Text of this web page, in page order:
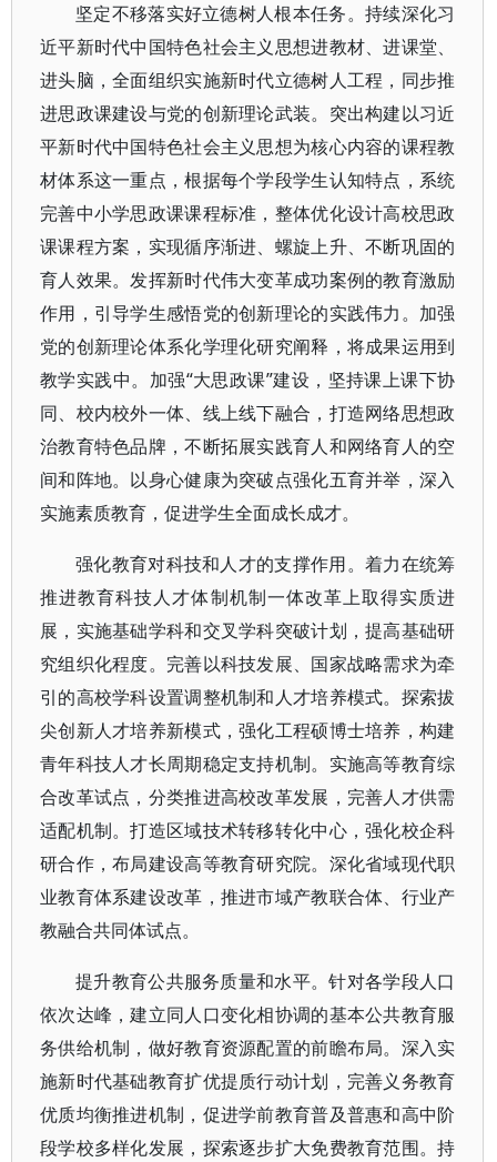
坚定不移落实好立德树人根本任务。持续深化习
近平新时代中国特色社会主义思想进教材、进课堂、
进头脑，全面组织实施新时代立德树人工程，同步推
进思政课建设与党的创新理论武装。突出构建以习近
平新时代中国特色社会主义思想为核心内容的课程教
材体系这一重点，根据每个学段学生认知特点，系统
完善中小学思政课课程标准，整体优化设计高校思政
课课程方案，实现循序渐进、螺旋上升、不断巩固的
育人效果。发挥新时代伟大变革成功案例的教育激励
作用，引导学生感悟党的创新理论的实践伟力。加强
党的创新理论体系化学理化研究阐释，将成果运用到
教学实践中。加强“大思政课”建设，坚持课上课下协
同、校内校外一体、线上线下融合，打造网络思想政
治教育特色品牌，不断拓展实践育人和网络育人的空
间和阵地。以身心健康为突破点强化五育并举，深入
实施素质教育，促进学生全面成长成才。
强化教育对科技和人才的支撑作用。着力在统筹
推进教育科技人才体制机制一体改革上取得实质进
展，实施基础学科和交叉学科突破计划，提高基础研
究组织化程度。完善以科技发展、国家战略需求为牵
引的高校学科设置调整机制和人才培养模式。探索拔
尖创新人才培养新模式，强化工程硕博士培养，构建
青年科技人才长周期稳定支持机制。实施高等教育综
合改革试点，分类推进高校改革发展，完善人才供需
适配机制。打造区域技术转移转化中心，强化校企科
研合作，布局建设高等教育研究院。深化省域现代职
业教育体系建设改革，推进市域产教联合体、行业产
教融合共同体试点。
提升教育公共服务质量和水平。针对各学段人口
依次达峰，建立同人口变化相协调的基本公共教育服
务供给机制，做好教育资源配置的前瞻布局。深入实
施新时代基础教育扩优提质行动计划，完善义务教育
优质均衡推进机制，促进学前教育普及普惠和高中阶
段学校多样化发展，探索逐步扩大免费教育范围。持